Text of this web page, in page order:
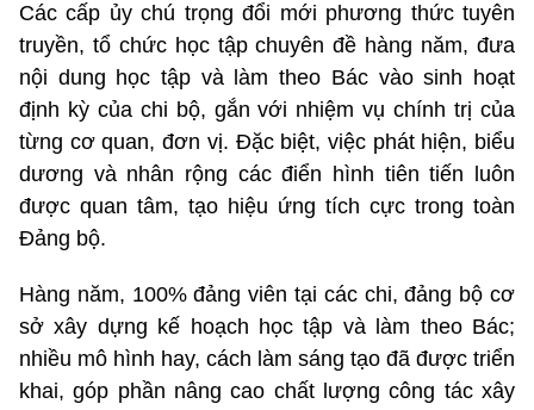
Các cấp ủy chú trọng đổi mới phương thức tuyên
truyền, tổ chức học tập chuyên đề hàng năm, đưa
nội dung học tập và làm theo Bác vào sinh hoạt
định kỳ của chi bộ, gắn với nhiệm vụ chính trị của
từng cơ quan, đơn vị. Đặc biệt, việc phát hiện, biểu
dương và nhân rộng các điển hình tiên tiến luôn
được quan tâm, tạo hiệu ứng tích cực trong toàn
Đảng bộ.
Hàng năm, 100% đảng viên tại các chi, đảng bộ cơ
sở xây dựng kế hoạch học tập và làm theo Bác;
nhiều mô hình hay, cách làm sáng tạo đã được triển
khai, góp phần nâng cao chất lượng công tác xây